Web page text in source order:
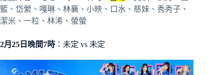
籃、岱縈、嘎琳、林襄、小映、口水、慈妹、秀秀子、
潔米、一粒、林浠、螢螢
2月25日晚間7時 ：未定 vs 未定